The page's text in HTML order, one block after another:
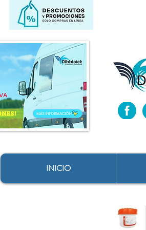
INICIO